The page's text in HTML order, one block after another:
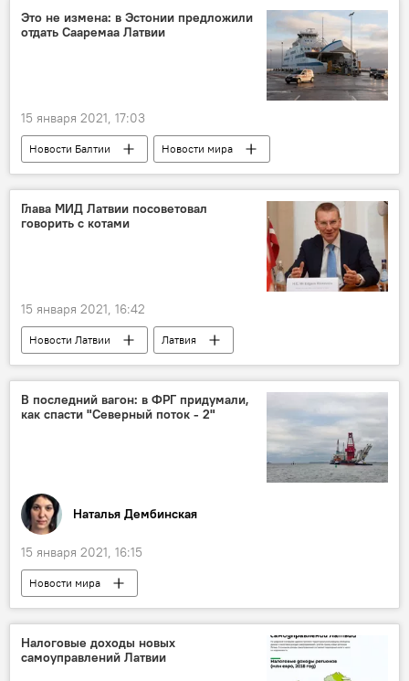
Это не измена: в Эстонии предложили
отдать Сааремаа Латвии
15 января 2021, 17:03
Новости Балтии
Новости мира
Эстония
Латвия Сааремаа
Глава МИД Латвии посоветовал
говорить с котами
15 января 2021, 16:42
Новости Латвии
Латвия
Эдгарс Ринкевичс
скорая помощь
В последний вагон: в ФРГ придумали,
как спасти "Северный поток - 2"
Наталья Дембинская
15 января 2021, 16:15
Новости мира
"Северный поток - 2" - труба раздора
Россия
Европа
газ
газопровод
строительство
Налоговые доходы новых
самоуправлений Латвии